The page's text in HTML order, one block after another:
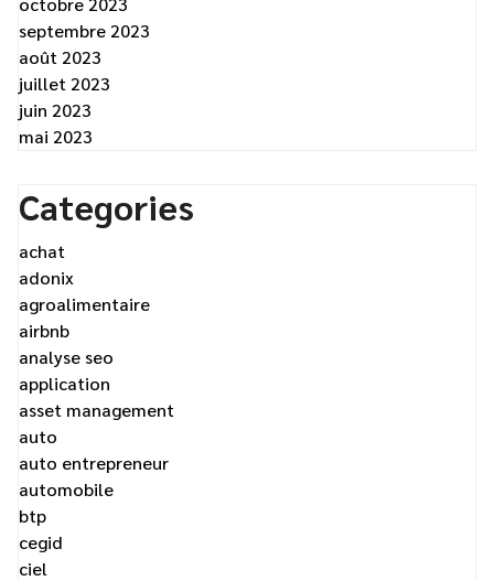
septembre 2023
août 2023
juillet 2023
juin 2023
mai 2023
Categories
achat
adonix
agroalimentaire
airbnb
analyse seo
application
asset management
auto
auto entrepreneur
automobile
btp
cegid
ciel